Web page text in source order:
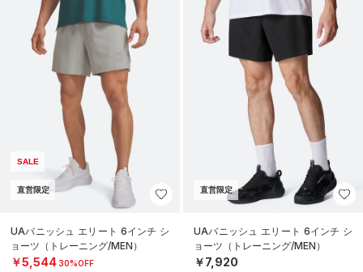
SALE
直営限定
UAバニッシュ エリート 6インチ シ
ョーツ（トレーニング/MEN）
￥5,54430%OFF
直営限定
UAバニッシュ エリート 6インチ シ
ョーツ（トレーニング/MEN）
￥7,920